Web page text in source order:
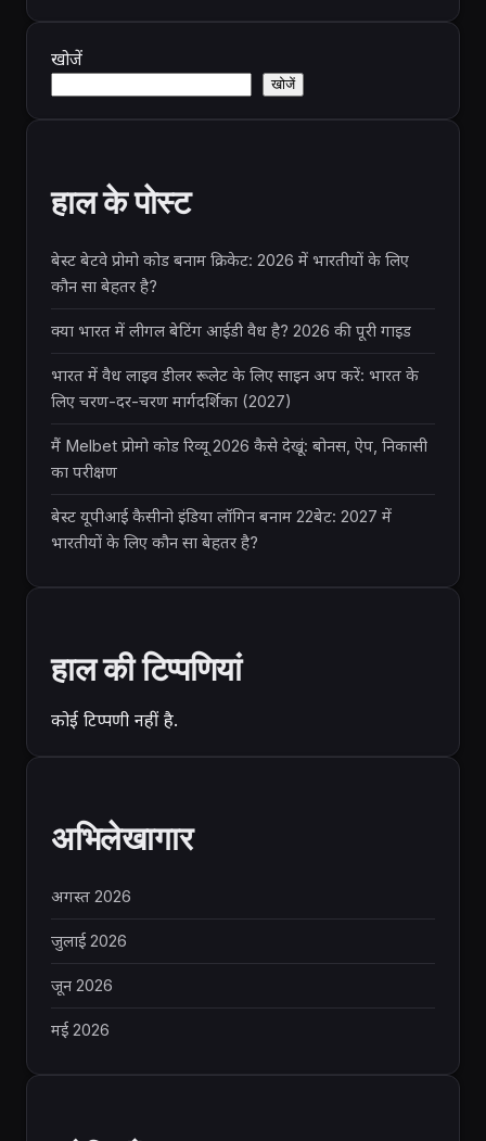
खोजें
खोजें
हाल के पोस्ट
बेस्ट बेटवे प्रोमो कोड बनाम क्रिकेट: 2026 में भारतीयों के लिए
कौन सा बेहतर है?
क्या भारत में लीगल बेटिंग आईडी वैध है? 2026 की पूरी गाइड
भारत में वैध लाइव डीलर रूलेट के लिए साइन अप करें: भारत के
लिए चरण-दर-चरण मार्गदर्शिका (2027)
मैं Melbet प्रोमो कोड रिव्यू 2026 कैसे देखूं: बोनस, ऐप, निकासी
का परीक्षण
बेस्ट यूपीआई कैसीनो इंडिया लॉगिन बनाम 22बेट: 2027 में
भारतीयों के लिए कौन सा बेहतर है?
हाल की टिप्पणियां
कोई टिप्पणी नहीं है.
अभिलेखागार
अगस्त 2026
जुलाई 2026
जून 2026
मई 2026